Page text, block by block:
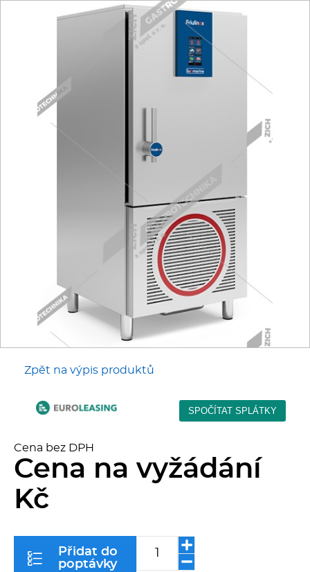
Fritézy
Gastronádoby
Prostředky-Změkčovače
Roboty
Kávovary
Kotle
Myčky
Zpět na výpis produktů
Cena bez DPH
Cena na vyžádání
Kč
Přidat do
poptávky